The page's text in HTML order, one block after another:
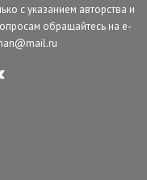
с указанием авторства и
обращайтесь на e-